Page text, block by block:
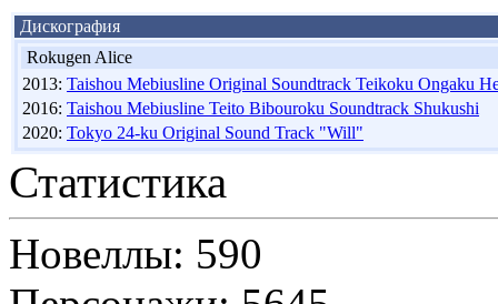
Дискография
Rokugen Alice
2013: Taishou Mebiusline Original Soundtrack Teikoku Ongaku
2016: Taishou Mebiusline Teito Bibouroku Soundtrack Shukushi
2020: Tokyo 24-ku Original Sound Track "Will"
Статистика
Новеллы: 590